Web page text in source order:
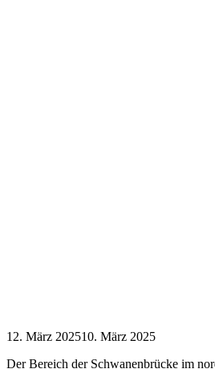
12. März 202510. März 2025
Der Bereich der Schwanenbrücke im